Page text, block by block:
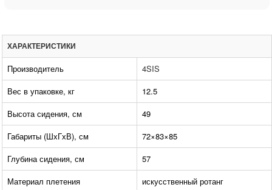
ХАРАКТЕРИСТИКИ
Производитель
4SIS
Вес в упаковке, кг
12.5
Высота сидения, см
49
Габариты (ШхГхВ), см
72×83×85
Глубина сидения, см
57
Материал плетения
искусственный ротанг